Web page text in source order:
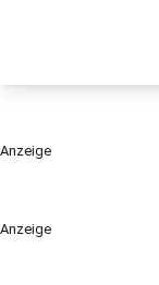
Anzeige
Anzeige